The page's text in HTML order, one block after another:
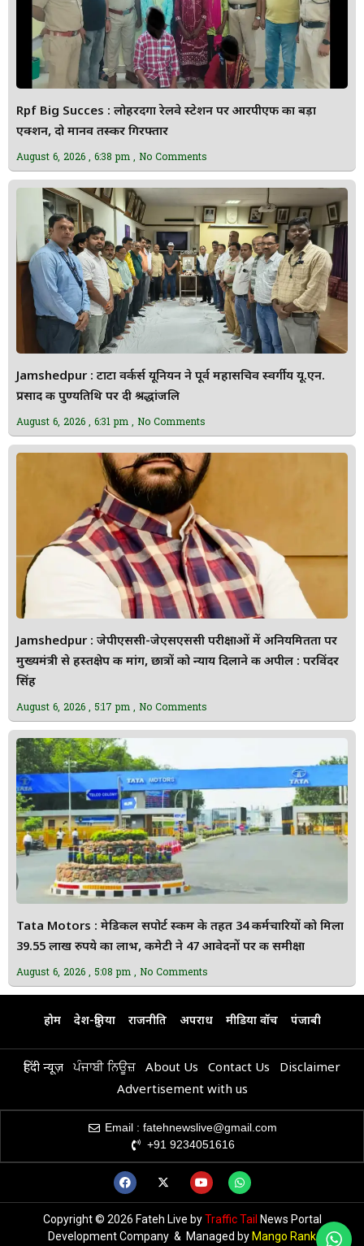
Rpf Big Succes : लोहरदगा रेलवे स्टेशन पर आरपीएफ का बड़ा
एक्शन, दो मानव तस्कर गिरफ्तार
August 6, 2026 6:38 pm No Comments
Jamshedpur : टाटा वर्कर्स यूनियन ने पूर्व महासचिव स्वर्गीय यू.एन.
प्रसाद की पुण्यतिथि पर दी श्रद्धांजलि
August 6, 2026 6:31 pm No Comments
Jamshedpur : जेपीएससी-जेएसएससी परीक्षाओं में अनियमितता पर
मुख्यमंत्री से हस्तक्षेप की मांग, छात्रों को न्याय दिलाने की अपील : परविंदर
सिंह
August 6, 2026 5:17 pm No Comments
Tata Motors : मेडिकल सपोर्ट स्कीम के तहत 34 कर्मचारियों को मिला
39.55 लाख रुपये का लाभ, कमेटी ने 47 आवेदनों पर की समीक्षा
August 6, 2026 5:08 pm No Comments
होम देश-दुनिया राजनीति अपराध मीडिया वॉच पंजाबी
हिंदी न्यूज़ ਪੰਜਾਬੀ ਨਿਊਜ਼ About Us Contact Us
Disclaimer
Advertisement with us
Email : fatehnewslive@gmail.com
+91 9234051616
Copyright © 2026 Fateh Live byTraffic Tail News Portal
Development Company & Managed by Mango Rank